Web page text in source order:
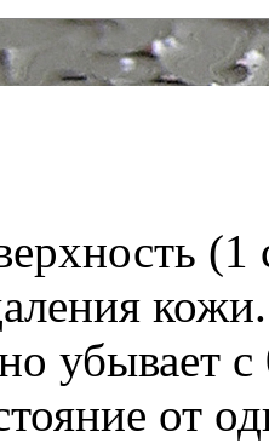
(1
убывает
от